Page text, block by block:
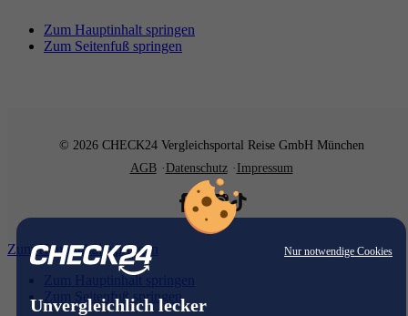
Nur notwendige Cookies
Unvergleichlich lecker
Zum Hauptinhalt springen
Zum Seitenfuß springen
© 2026 CHECK24 Vergleichsportal Reise GmbH München
AGB
Datenschutz Impressum
Zum Hauptinhalt springen
Zum Hauptinhalt springen
Zum Seitenfuß springen